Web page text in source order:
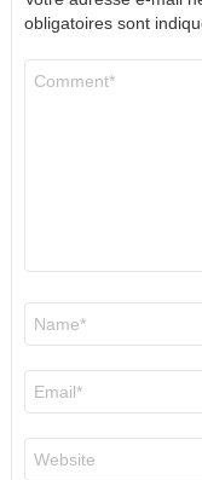
obligatoires sont
mail
*
web